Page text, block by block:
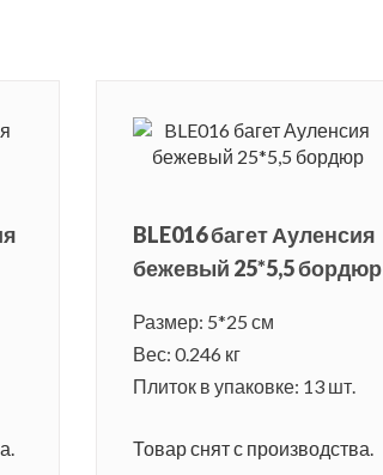
BLE016 багет Ауленсия
бежевый 25*5,5 бордюр
Размер: 5*25 см
Вес: 0.246 кг
Плиток в упаковке: 13 шт.
Товар снят с производства.